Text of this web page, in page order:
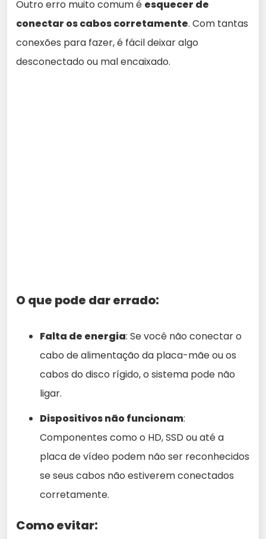
Outro erro muito comum é esquecer de
conectar os cabos corretamente. Com tantas
conexões para fazer, é fácil deixar algo
desconectado ou mal encaixado.
O que pode dar errado:
Falta de energia: Se você não conectar o
cabo de alimentação da placa-mãe ou os
cabos do disco rígido, o sistema pode não
ligar.
Dispositivos não funcionam:
Componentes como o HD, SSD ou até a
placa de vídeo podem não ser reconhecidos
se seus cabos não estiverem conectados
corretamente.
Como evitar: